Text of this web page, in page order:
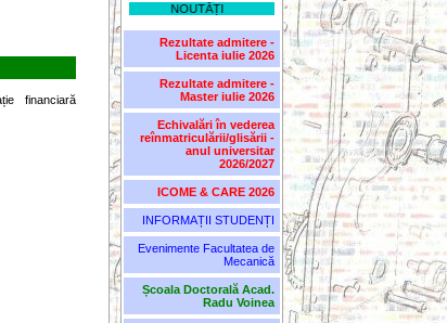
financiară
NOUTĂȚI
Rezultate admitere -
Licenta iulie 2026
Rezultate admitere -
Master iulie 2026
Echivalări în vederea
reînmatriculării/glisării -
anul universitar
2026/2027
ICOME & CARE 2026
INFORMAȚII STUDENȚI
Evenimente Facultatea de
Mecanică
Școala Doctorală Acad.
Radu Voinea